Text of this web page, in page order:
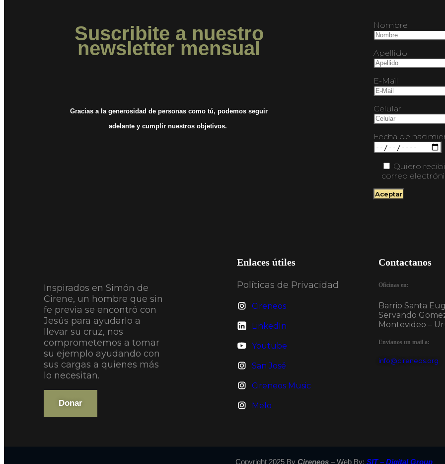
Suscribite a nuestro
newsletter mensual
Gracias a la generosidad de personas como tú, podemos seguir
adelante y cumplir nuestros objetivos.
Nombre
Apellido
E-Mail
Celular
Fecha de
Quiero
correo
Inspirados en Simón de
Cirene, un hombre que sin
fe previa se encontró con
Jesús para ayudarlo a
llevar su cruz, nos
comprometemos a tomar
su ejemplo ayudando con
sus cargas a quienes más
lo necesitan.
Donar
Enlaces útiles
Políticas de Privacidad
Cireneos
LinkedIn
Youtube
San José
Cireneos Music
Melo
Contactanos
Oficinas en:
Barrio Santa
Servando
Montevideo –
Envíanos un mail a:
info@cireneos.org
Copyright 2025 By Cireneos – Web By: SIT – Digital Group